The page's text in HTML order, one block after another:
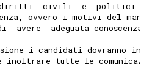
civili  e  politici
ovvero i motivi del
adeguata
i candidati dovranno
tutte le